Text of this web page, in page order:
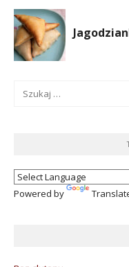
Szukaj:
Powered by